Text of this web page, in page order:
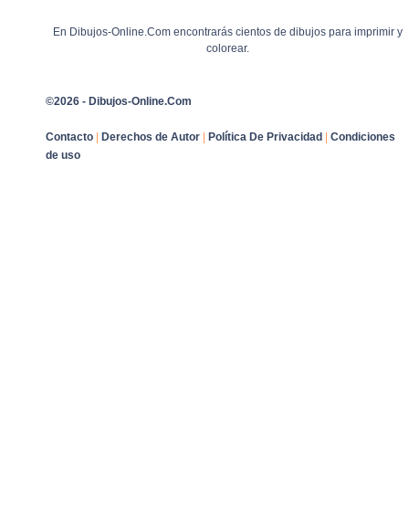
En Dibujos-Online.Com encontrarás cientos de dibujos para imprimir y
colorear.
©2026 - Dibujos-Online.Com
Contacto Derechos de Autor Política De Privacidad
Condiciones
de uso